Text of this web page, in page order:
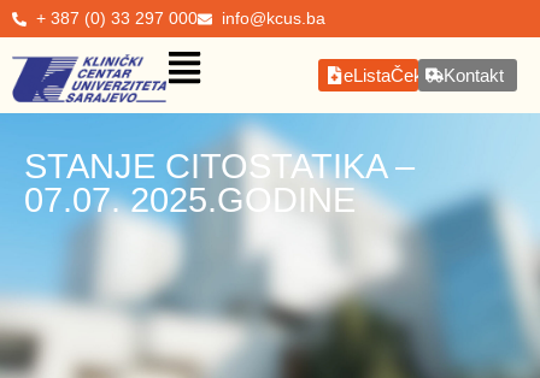
+ 387 (0) 33 297 000 info@kcus.ba
eListaČekanjaKontakt
STANJE CITOSTATIKA –
07.07. 2025.GODINE